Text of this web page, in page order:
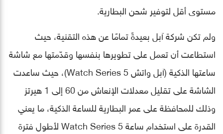
مستوى أقل لتوفير شحن البطارية.
ولم تكن شركة آبل بعيدةً تمامًا عن هذه التقنية، حيث
استطاعت أن تعمل على تطويرها بنفسها وقدّمتها مع شاشة
ساعتها الذكية (آبل واتش Watch Series 5)، حيث ساعدت
الشاشة على تقليل معدلات الإنعاش من 60 إلى 1 هيرتز
وذلك للمحافظة على عمر البطارية للساعة الذكية، ما يعني
القدرة على استخدام ساعة Watch Series 5 لأطول فترة